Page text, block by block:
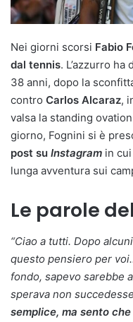
Nei giorni scorsi Fabio
dal tennis. L’azzurro
38 anni, dopo la
contro Carlos Alcaraz,
valsa la standing
giorno, Fognini si è
post su Instagram in
lunga avventura sui
Le parole
“Ciao a tutti. Dopo
questo pensiero per
fondo, sapevo sarebbe
sperava non
semplice, ma sento